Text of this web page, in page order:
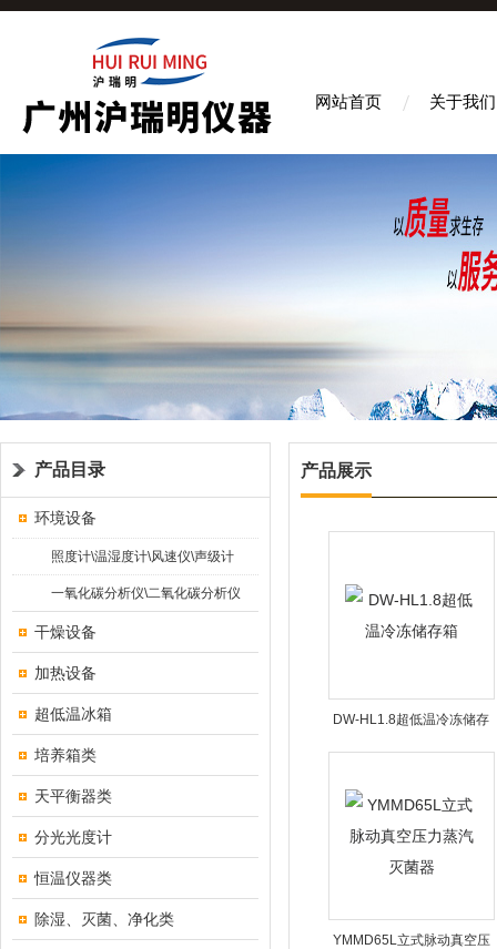
网站首页 关于我们
产品目录
环境设备
照度计\温湿度计\风速仪\声级计
一氧化碳分析仪\二氧化碳分析仪
干燥设备
加热设备
超低温冰箱
培养箱类
天平衡器类
分光光度计
恒温仪器类
除湿、灭菌、净化类
产品展示
DW-HL1.8超低温冷冻储存
箱
YMMD65L立式脉动真空压